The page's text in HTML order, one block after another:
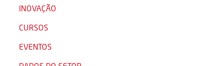
INOVAÇÃO
CURSOS
EVENTOS